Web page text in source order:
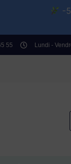
-
55 Lundi -
MASQUES APP. DE